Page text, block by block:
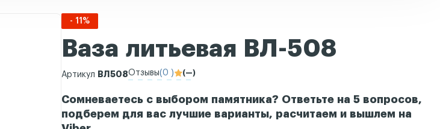
- 11%
Ваза литьевая ВЛ-508
Артикул ВЛ508Отзывы(0 ) (—)
Сомневаетесь с выбором памятника? Ответьте на 5 вопросов,
подберем для вас лучшие варианты, расчитаем и вышлем на